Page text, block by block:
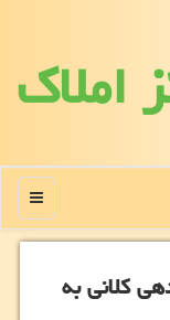
املاك
منو
كلانی به